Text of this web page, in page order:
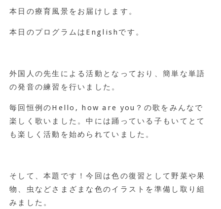
本日の療育風景をお届けします。
本日のプログラムはEnglishです。
外国人の先生による活動となっており、簡単な単語
の発音の練習を行いました。
毎回恒例のHello, how are you？の歌をみんなで
楽しく歌いました。中には踊っている子もいてとて
も楽しく活動を始められていました。
そして、本題です！今回は色の復習として野菜や果
物、虫などさまざまな色のイラストを準備し取り組
みました。